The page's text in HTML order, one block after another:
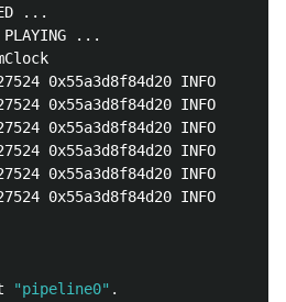
...
...
0x55a3d8f84d20 INFO
0x55a3d8f84d20 INFO
0x55a3d8f84d20 INFO
0x55a3d8f84d20 INFO
0x55a3d8f84d20 INFO
0x55a3d8f84d20 INFO
"pipeline0" .